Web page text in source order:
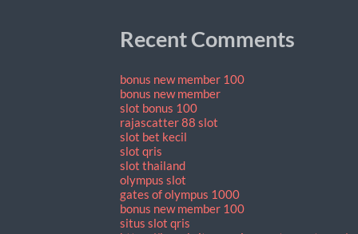
Recent Comments
bonus new member 100
bonus new member
slot bonus 100
rajascatter 88 slot
slot bet kecil
slot qris
slot thailand
olympus slot
gates of olympus 1000
bonus new member 100
situs slot qris